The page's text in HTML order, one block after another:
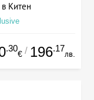
Китен
.30
€ / 196.17
лв.